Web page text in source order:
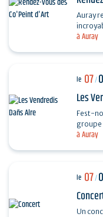
à Auray
Auray
à Auray
le 07/
Les
Fest-
groupe
le 07/
Un